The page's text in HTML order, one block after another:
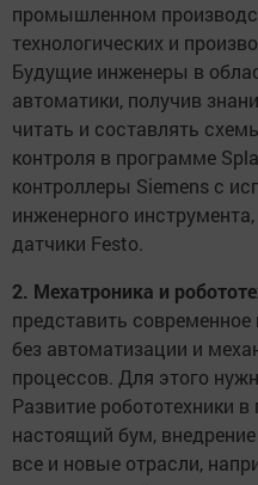
промышленном
технологических и
Будущие инженеры в
автоматики, получив
читать и составлять
контроля в программе
контроллеры Siemens с
инженерного
датчики Festo.
2. Мехатроника и
представить
без автоматизации и
процессов. Для этого
Развитие робототехники
настоящий бум,
все и новые отрасли,